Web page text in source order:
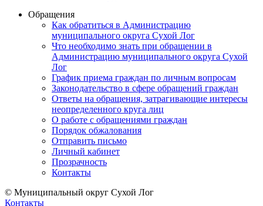
Обращения
Как обратиться в Администрацию
муниципального округа Сухой Лог
Что необходимо знать при обращении в
Администрацию муниципального округа Сухой
Лог
График приема граждан по личным вопросам
Законодательство в сфере обращений граждан
Ответы на обращения, затрагивающие интересы
неопределенного круга лиц
О работе с обращениями граждан
Порядок обжалования
Отправить письмо
Личный кабинет
Прозрачность
Контакты
© Муниципальный округ Сухой Лог
Контакты